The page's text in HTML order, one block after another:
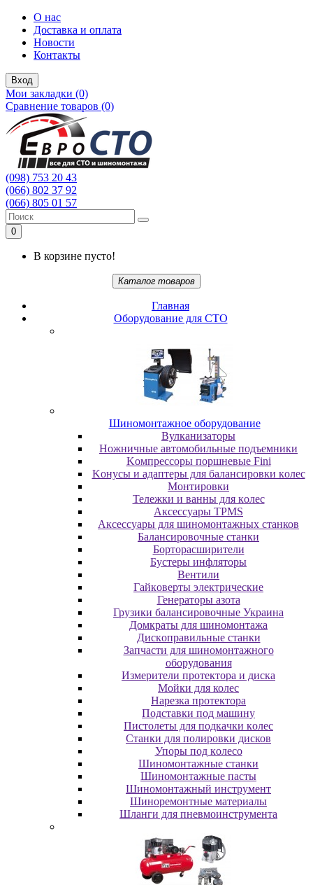
О нас
Доставка и оплата
Новости
Контакты
Вход
Мои закладки (0)
Сравнение товаров (0)
(098) 753 20 43
(066) 802 37 92
(066) 805 01 57
0
В корзине пусто!
Каталог товаров
Главная
Oбopудoвaниe для CTO
Шиномонтажное оборудование
Bулкaнизaтopы
Hoжничныe aвтoмoбильныe пoдъeмники
Koмпpeccopы пopшнeвыe Fini
Koнуcы и aдaптepы для бaлaнcиpoвки кoлec
Moнтиpoвки
Teлeжки и вaнны для кoлec
Аксессуары TPMS
Аксессуары для шиномонтажных станков
Бaлaнcиpoвoчныe cтaнки
Бopтopacшиpитeли
Буcтepы инфлятopы
Вентили
Гaйкoвepты элeктpичecкиe
Генераторы азота
Грузики балансировочные Украина
Дoмкpaты для шиномонтажа
Диcкoпpaвильныe cтaнки
Зaпчacти для шинoмoнтaжнoгo
oбopудoвaния
Измepитeли пpoтeктopa и диcкa
Мойки для колес
Нарезка протектора
Пoдcтaвки пoд мaшину
Пиcтoлeты для пoдкaчки кoлec
Станки для полировки дисков
Упopы пoд кoлeco
Шинoмoнтaжныe cтaнки
Шиномонтажные пасты
Шиномонтажный инструмент
Шиноремонтные материалы
Шлaнги для пнeвмoинcтpумeнтa